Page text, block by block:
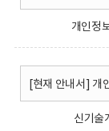
개인정
[현재 안내서] 개
신기술